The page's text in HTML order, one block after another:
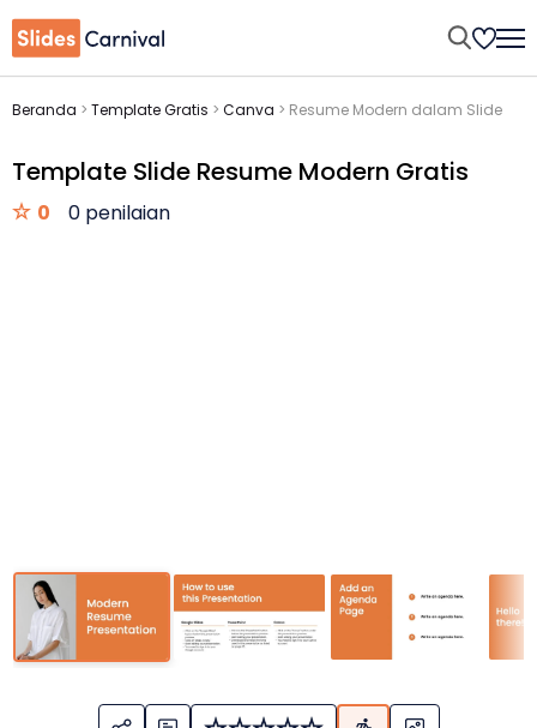
Beranda > Template Gratis > Canva > Resume Modern dalam Slide
Template Slide Resume Modern Gratis
0 0 penilaian